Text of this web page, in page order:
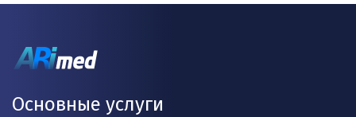
Основные услуги